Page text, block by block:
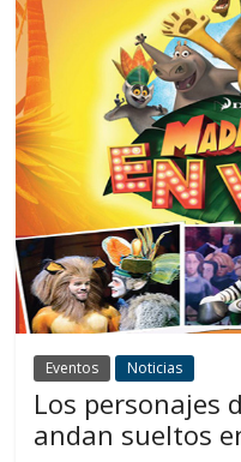
Eventos Noticias
Los personajes
andan sueltos